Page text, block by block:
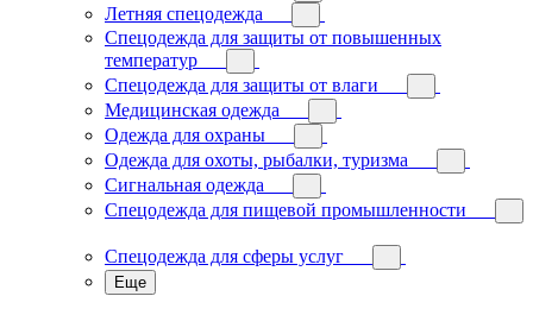
Летняя спецодежда
Спецодежда для защиты от повышенных
температур
Спецодежда для защиты от влаги
Медицинская одежда
Одежда для охраны
Одежда для охоты, рыбалки, туризма
Сигнальная одежда
Спецодежда для пищевой промышленности
Спецодежда для сферы услуг
Еще